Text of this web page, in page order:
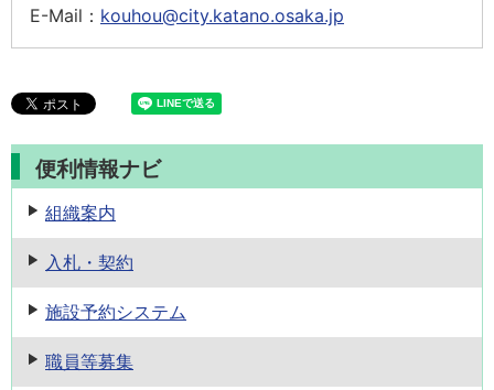
E-Mail： kouhou@city.katano.osaka.jp
便利情報ナビ
組織案内
入札・契約
施設予約システム
職員等募集